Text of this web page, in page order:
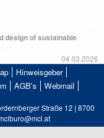
design of sustainable
04.03.2026
Hinweisgeber
AGB's Webmail
Straße 12 | 8700